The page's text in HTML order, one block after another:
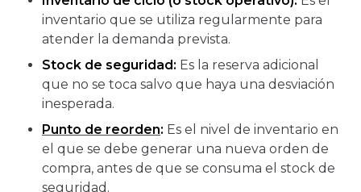
inventario que se utiliza regularmente para
atender la demanda prevista.
Stock de seguridad: Es la reserva adicional
que no se toca salvo que haya una desviación
inesperada.
Punto de reorden: Es el nivel de inventario en
el que se debe generar una nueva orden de
compra, antes de que se consuma el stock de
seguridad.